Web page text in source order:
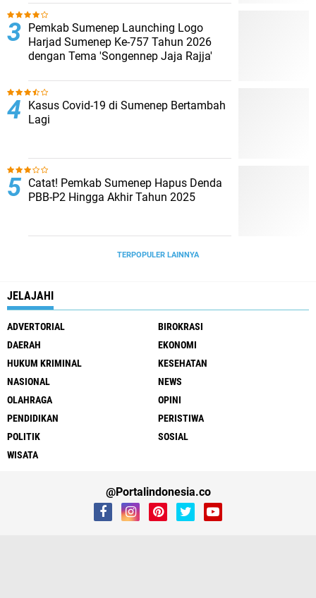
Pemkab Sumenep Launching Logo
Harjad Sumenep Ke-757 Tahun 2026
dengan Tema 'Songennep Jaja Rajja'
Kasus Covid-19 di Sumenep Bertambah
Lagi
Catat! Pemkab Sumenep Hapus Denda
PBB-P2 Hingga Akhir Tahun 2025
TERPOPULER LAINNYA
JELAJAHI
ADVERTORIAL
BIROKRASI
DAERAH
EKONOMI
HUKUM KRIMINAL
KESEHATAN
NASIONAL
NEWS
OLAHRAGA
OPINI
PENDIDIKAN
PERISTIWA
POLITIK
SOSIAL
WISATA
@Portalindonesia.co